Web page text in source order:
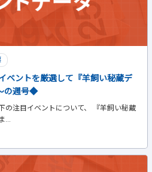
ベントを厳選して『羊飼い秘蔵デ
の週号◆
の注目イベントについて、 『羊飼い秘蔵